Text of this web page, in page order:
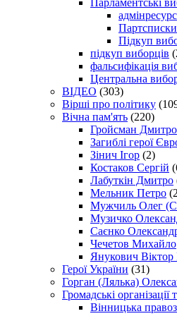
адмінресурс
Підкуп
підкуп виборців
фальсифікація
Центральна
ВІДЕО (303)
Вірші про політику
Вічна пам'ять (220)
Гройсман Дмитро
Загиблі герої
Зінич Ігор (2)
Костаков Сергій
Лабуткін Дмитро
Мельник Петро
Мужчиль Олег
Музичко
Саєнко
Чечетов Михайло
Янукович Віктор
Герої України (31)
Горган (Лялька)
Громадські організації
Вінницька